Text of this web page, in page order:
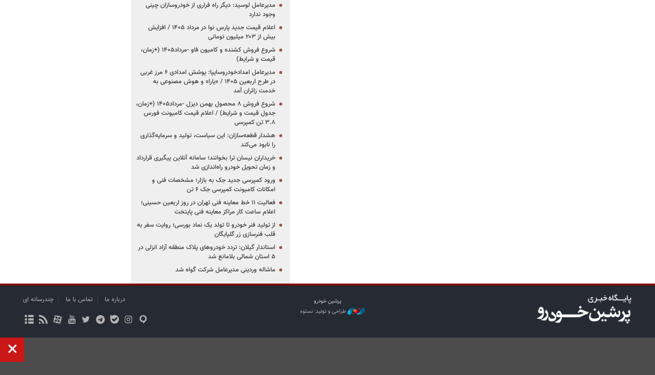
مدیرعامل لوسید: دیگر راه فراری از خودروسازان چینی
وجود ندارد
اعلام قیمت جدید پارس نوا در مرداد ۱۴۰۵ / افزایش
بیش از ۲۰۳ میلیون تومانی
شروع فروش کشنده و کامیون فاو -مرداد۱۴۰۵ (+زمان،
قیمت و شرایط)
مدیرعامل امدادخودروسایپا: پوشش امدادی ۶ مرز غربی
در طرح اربعین ۱۴۰۵ / «یارا» و هوش مصنوعی به
خدمت زائران آمد
شروع فروش ۸ محصول بهمن دیزل -مرداد۱۴۰۵ (+زمان،
جدول قیمت و شرایط) / اعلام قیمت کامیونت فورس
۳.۸ تن کمپرسی
هشدار قطعه‌سازان: این سیاست، تولید و سرمایه‌گذاری
را نابود می‌کند
خریداران نیسان ترا بخوانند؛ سامانه آنلاین پیگیری قرارداد
و زمان تحویل خودرو راه‌اندازی شد
ورود کمپرسی جدید جک به بازار؛ مشخصات فنی و
امکانات کامیونت کمپرسی جک ۶ تن
فعالیت ۱۱ خط معاینه فنی تهران در روز اربعین حسینی؛
اعلام ساعت کار مراکز معاینه فنی پایتخت
از تولید فنر خودرو تا تولد یک نماد بورسی؛ روایت سفر به
قلب فنرسازی زر گلپایگان
استاندار گیلان: تردد خودروهای پلاک منطقه آزاد انزلی در
۵ استان شمالی بلامانع شد
ماشاله وردینی مدیرعامل شرکت گواه شد
پرشین خودرو
طراحی و تولید: نستوه
درباره ما تماس با ما چندرسانه ای